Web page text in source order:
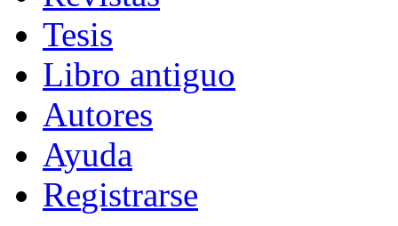
Tesis
Libro antiguo
Autores
Ayuda
Registrarse